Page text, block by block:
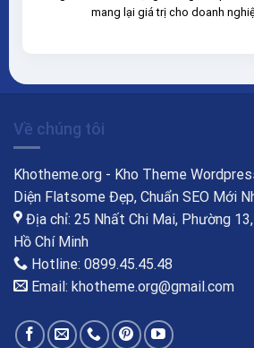
mang lại giá trị cho doanh
Về chúng tôi
Khotheme.org - Kho Theme
Diện Flatsome Đẹp, Chuẩn SEO Mới
Địa chỉ: 25 Nhất Chi Mai, Phường
Hồ Chí Minh
Hotline: 0899.45.45.48
Email: khotheme.org@gmail.com